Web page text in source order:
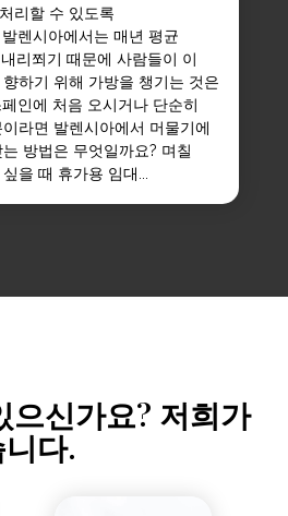
리할 수 있도록
렌시아에서는 매년 평균
리쬐기 때문에 사람들이 이
하기 위해 가방을 챙기는 것은
인에 처음 오시거나 단순히
라면 발렌시아에서 머물기에
방법은 무엇일까요? 며칠
을 때 휴가용 임대...
으신가요? 저희가
다.